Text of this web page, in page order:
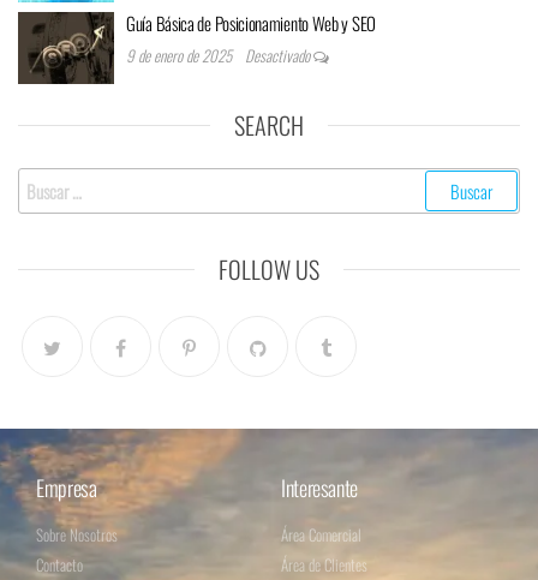
Guía Básica de Posicionamiento Web y SEO
9 de enero de 2025 Desactivado
SEARCH
FOLLOW US
Empresa
Sobre Nosotros
Contacto
Interesante
Área Comercial
Área de Clientes